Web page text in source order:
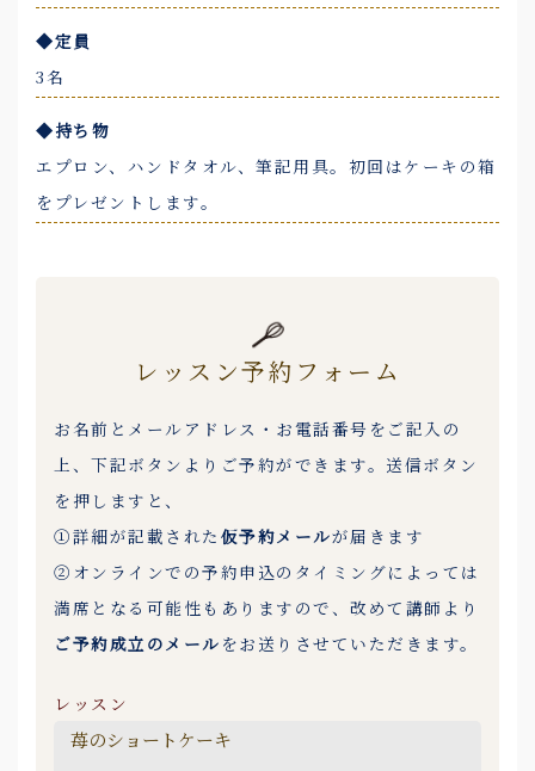
◆定員
3名
◆持ち物
エプロン、ハンドタオル、筆記用具。初回はケーキの箱
をプレゼントします。
レッスン予約フォーム
お名前とメールアドレス・お電話番号をご記入の
上、下記ボタンよりご予約ができます。送信ボタン
を押しますと、
①詳細が記載された 仮予約メールが届きます
②オンラインでの予約申込のタイミングによっては
満席となる可能性もありますので、改めて講師より
ご予約成立のメール をお送りさせていただきます。
レッスン